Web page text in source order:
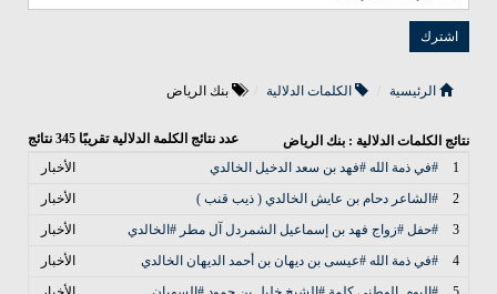
الرئيسية الكلمات الدلالية بنك الرياض
نتائج الكلمات الدلالية : بنك الرياض عدد نتائج الكلمة الدلالية تقريبًا 345 نتائج
1
#في ذمة الله #فهد بن سعد الدخيل الخالدي
الأخبار
2
#الشاعر دحام بن عايش الخالدي ( ذيب قنب )
الأخبار
3
#حفل #زواج فهد بن إسماعيل الشمردل آل مطر #الخالدي
الأخبار
4
#في ذمة الله #عيسى بن ديهان بن أحمد الديهان الخالدي
الأخبار